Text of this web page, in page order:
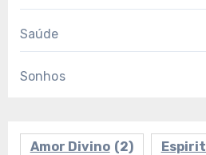
Saúde
Sonhos
Amor Divino (2)